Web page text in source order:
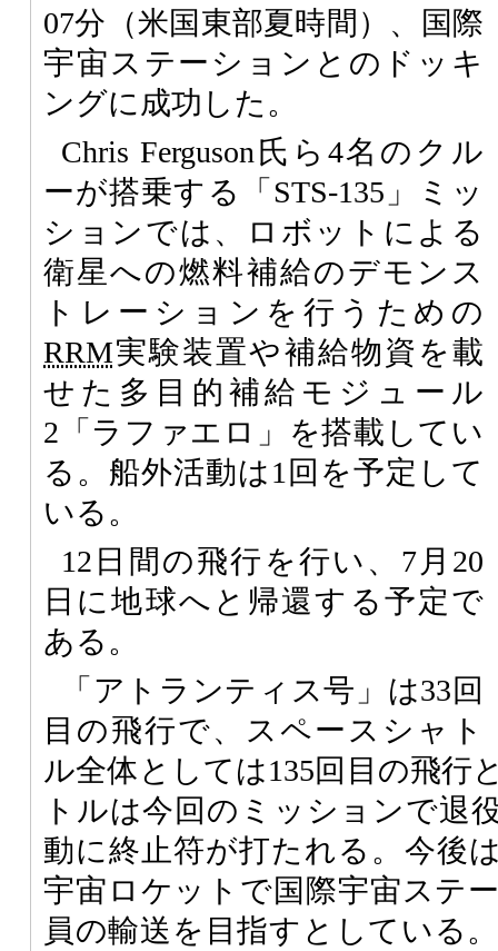
07分（米国東部夏時間）、国際
宇宙ステーションとのドッキ
ングに成功した。
Chris Ferguson氏ら4名のクル
ーが搭乗する「STS-135」ミッ
ションでは、ロボットによる
衛星への燃料補給のデモンス
トレーションを行うための
RRM実験装置や補給物資を載
せた多目的補給モジュール
2「ラファエロ」を搭載してい
る。船外活動は1回を予定して
いる。
12日間の飛行を行い、7月20
日に地球へと帰還する予定で
ある。
「アトランティス号」は33回
目の飛行で、スペースシャト
ル全体としては135回目の飛行
トルは今回のミッションで退
動に終止符が打たれる。今後
宇宙ロケットで国際宇宙ステ
員の輸送を目指すとしている